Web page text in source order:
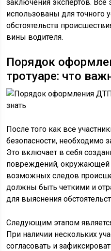
заключения экспертов. Все
использованы для точного
обстоятельств
вины водителя.
Порядок
тротуаре: что
После того как все
безопасности, необходимо
Это включает в себя
повреждений, окружающей
возможных следов
должны быть четкими и
для выяснения
Следующим этапом
При наличии нескольких
согласовать и